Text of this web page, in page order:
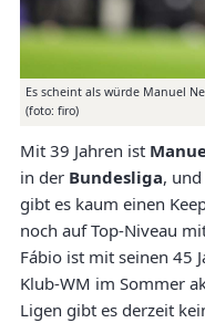
Es scheint als würde Manuel
(foto: firo)
Mit 39 Jahren ist
in der Bundesliga,
gibt es kaum einen
noch auf Top-Niveau
Fábio ist mit seinen 45
Klub-WM im Sommer
Ligen gibt es derzeit